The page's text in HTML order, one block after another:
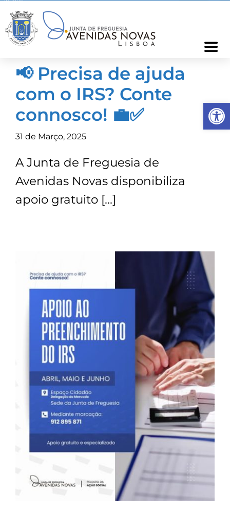
content
Freguesia
Informações
Notícias
TRANSPARÊNCIA
📢 Precisa de ajuda
com o IRS? Conte
connosco! 💼✅
31 de Março, 2025
A Junta de Freguesia de
Avenidas Novas disponibiliza
apoio gratuito […]